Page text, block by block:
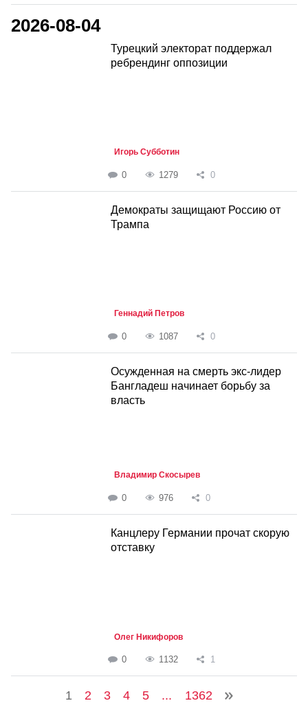
2026-08-04
Турецкий электорат поддержал
ребрендинг оппозиции
Игорь Субботин
0 1279 0
Демократы защищают Россию от
Трампа
Геннадий Петров
0 1087 0
Осужденная на смерть экс-лидер
Бангладеш начинает борьбу за
власть
Владимир Скосырев
0 976 0
Канцлеру Германии прочат скорую
отставку
Олег Никифоров
0 1132 1
1 2 3 4 5 ... 1362